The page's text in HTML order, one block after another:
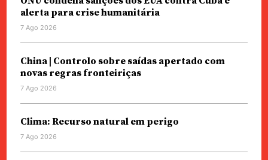
alerta para crise humanitária
7 Ago 2026
China | Controlo sobre saídas apertado com
novas regras fronteiriças
7 Ago 2026
Clima: Recurso natural em perigo
7 Ago 2026